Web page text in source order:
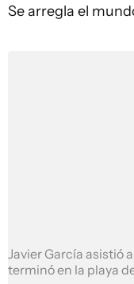
Se arregla el
Javier García asistió
terminó en la playa